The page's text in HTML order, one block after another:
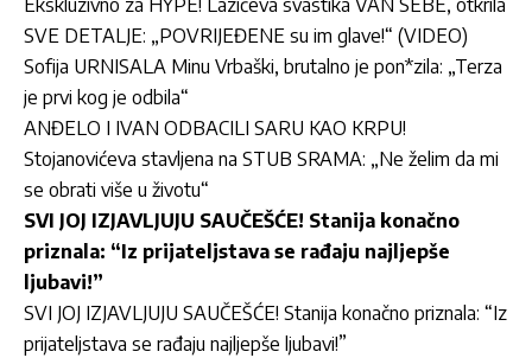
Ekskluzivno za HYPE! Lazićeva svastika VAN SEBE, otkrila
SVE DETALJE: „POVRIJEĐENE su im glave!“ (VIDEO)
Sofija URNISALA Minu Vrbaški, brutalno je pon*zila: „Terza
je prvi kog je odbila“
ANĐELO I IVAN ODBACILI SARU KAO KRPU!
Stojanovićeva stavljena na STUB SRAMA: „Ne želim da mi
se obrati više u životu“
SVI JOJ IZJAVLJUJU SAUČEŠĆE! Stanija konačno
priznala: “Iz prijateljstava se rađaju najljepše
ljubavi!”
SVI JOJ IZJAVLJUJU SAUČEŠĆE! Stanija konačno priznala: “Iz
prijateljstava se rađaju najljepše ljubavi!”